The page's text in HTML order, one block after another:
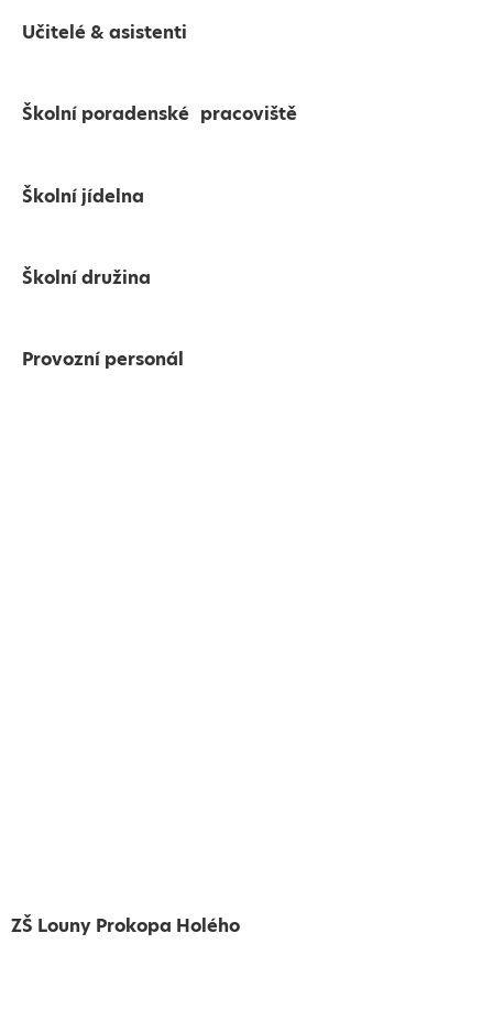
Učitelé & asistenti
Školní poradenské pracoviště
Školní jídelna
Školní družina
Provozní personál
ZŠ Louny Prokopa Holého